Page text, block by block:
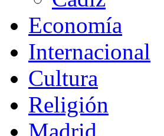
Economía
Internacional
Cultura
Religión
Madrid